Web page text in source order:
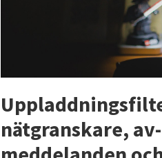
nätgranskare,